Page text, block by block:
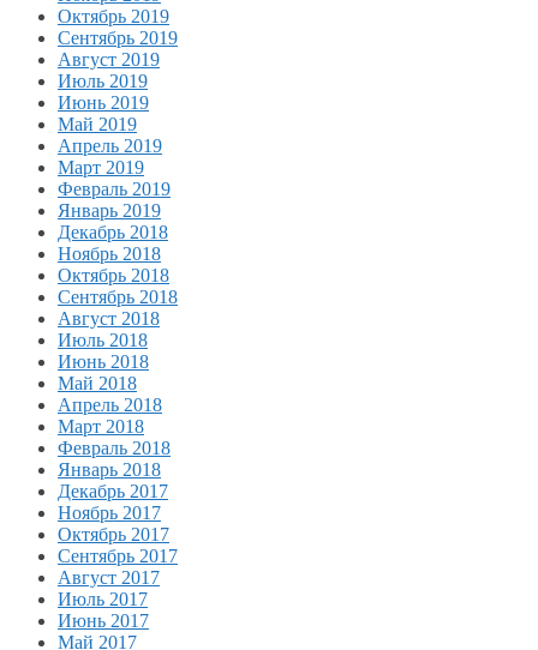
Октябрь 2019
Сентябрь 2019
Август 2019
Июль 2019
Июнь 2019
Май 2019
Апрель 2019
Март 2019
Февраль 2019
Январь 2019
Декабрь 2018
Ноябрь 2018
Октябрь 2018
Сентябрь 2018
Август 2018
Июль 2018
Июнь 2018
Май 2018
Апрель 2018
Март 2018
Февраль 2018
Январь 2018
Декабрь 2017
Ноябрь 2017
Октябрь 2017
Сентябрь 2017
Август 2017
Июль 2017
Июнь 2017
Май 2017